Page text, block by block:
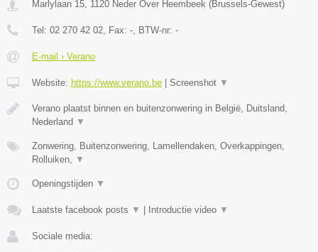
Marlylaan 15 1120 Neder Over Heembeek (Brussels-Gewest)
Tel: 02 270 42 02 , Fax: - , BTW-nr: -
E-mail › Verano
Website: https://www.verano.be Screenshot ▼
Verano plaatst binnen en buitenzonwering in België, Duitsland,
Nederland ▼
Zonwering, Buitenzonwering, Lamellendaken, Overkappingen,
Rolluiken,
▼
Openingstijden ▼
Laatste facebook posts ▼ Introductie video ▼
Sociale media: